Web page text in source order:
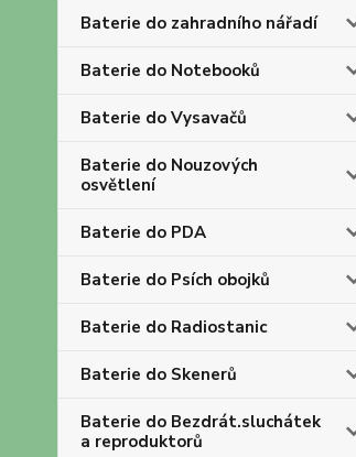
Baterie do zahradního nářadí
Baterie do Notebooků
Baterie do Vysavačů
Baterie do Nouzových
osvětlení
Baterie do PDA
Baterie do Psích obojků
Baterie do Radiostanic
Baterie do Skenerů
Baterie do Bezdrát.sluchátek
a reproduktorů